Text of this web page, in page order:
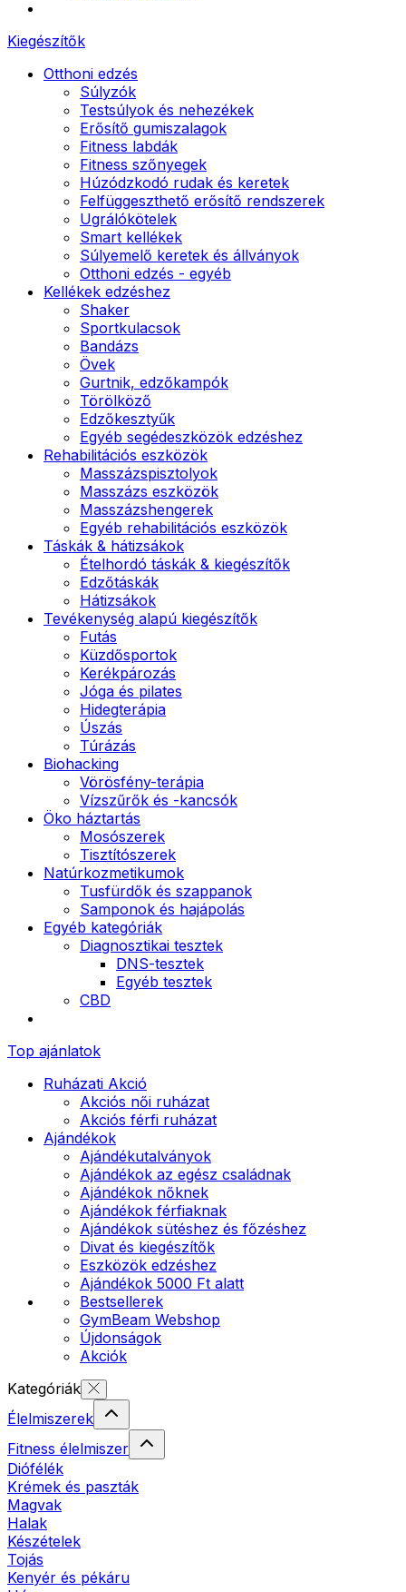
Kiegészítők
Otthoni edzés
Súlyzók
Testsúlyok és nehezékek
Erősítő gumiszalagok
Fitness labdák
Fitness szőnyegek
Húzódzkodó rudak és keretek
Felfüggeszthető erősítő rendszerek
Ugrálókötelek
Smart kellékek
Súlyemelő keretek és állványok
Otthoni edzés - egyéb
Kellékek edzéshez
Shaker
Sportkulacsok
Bandázs
Övek
Gurtnik, edzőkampók
Törölköző
Edzőkesztyűk
Egyéb segédeszközök edzéshez
Rehabilitációs eszközök
Masszázspisztolyok
Masszázs eszközök
Masszázshengerek
Egyéb rehabilitációs eszközök
Táskák & hátizsákok
Ételhordó táskák & kiegészítők
Edzőtáskák
Hátizsákok
Tevékenység alapú kiegészítők
Futás
Küzdősportok
Kerékpározás
Jóga és pilates
Hidegterápia
Úszás
Túrázás
Biohacking
Vörösfény-terápia
Vízszűrők és -kancsók
Öko háztartás
Mosószerek
Tisztítószerek
Natúrkozmetikumok
Tusfürdők és szappanok
Samponok és hajápolás
Egyéb kategóriák
Diagnosztikai tesztek
DNS-tesztek
Egyéb tesztek
CBD
Top ajánlatok
Ruházati Akció
Akciós női ruházat
Akciós férfi ruházat
Ajándékok
Ajándékutalványok
Ajándékok az egész családnak
Ajándékok nőknek
Ajándékok férfiaknak
Ajándékok sütéshez és főzéshez
Divat és kiegészítők
Eszközök edzéshez
Ajándékok 5000 Ft alatt
Bestsellerek
GymBeam Webshop
Újdonságok
Akciók
Kategóriák
Élelmiszerek
Fitness élelmiszer
Diófélék
Krémek és paszták
Magvak
Halak
Készételek
Tojás
Kenyér és pékáru